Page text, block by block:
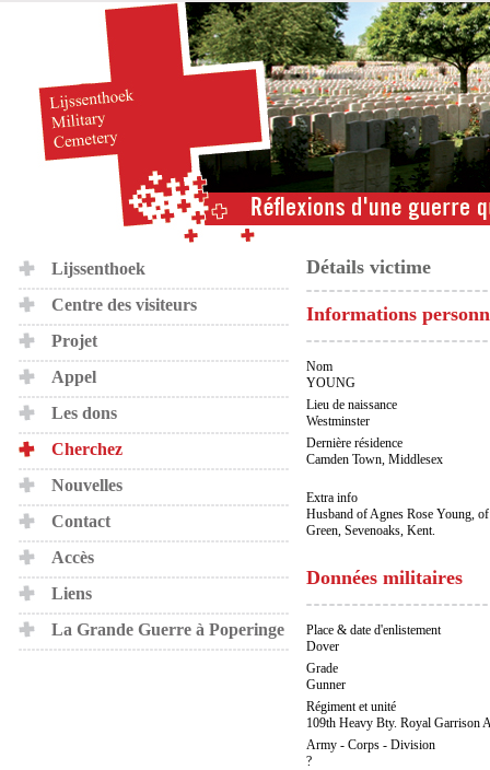
Lijssenthoek
Centre des visiteurs
Projet
Appel
Les dons
Cherchez
Nouvelles
Contact
Accès
Liens
La Grande Guerre à Poperinge
Détails victime
Informations
Nom
YOUNG
Lieu de naissance
Westminster
Dernière résidence
Camden Town, Middlesex
Extra info
Husband of Agnes Rose Young,
Green, Sevenoaks, Kent.
Données militaires
Place & date d'enlistement
Dover
Grade
Gunner
Régiment et unité
109th Heavy Bty. Royal Garrison
Army - Corps - Division
?